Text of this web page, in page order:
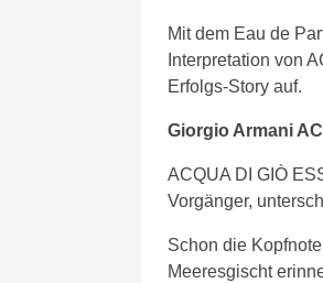
Mit dem Eau de
Interpretation von
Erfolgs-Story auf.
Giorgio Armani
ACQUA DI GIÒ
Vorgänger,
Schon die
Meeresgischt